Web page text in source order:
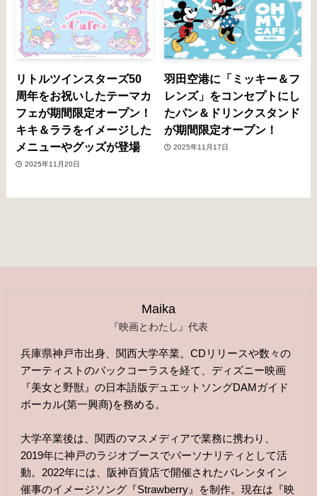
リトルツインスターズ50
周年をお祝いしたテーマカ
フェが期間限定オープン！
キキ＆ララをイメージした
メニューやグッズが登場
2025年11月20日
羽田空港に「ミッキー＆フ
レンズ」をコンセプトにし
たパン＆ドリンクスタンド
が期間限定オープン！
2025年11月17日
Maika
『映画とわたし』代表
兵庫県神戸市出身、関西大学卒業。CDリリースや数々の
アーティストのバックコーラスを経て、ディズニー映画
『美女と野獣』の日本語版デュエットソングDAMガイド
ボーカル(第一興商)を務める。
大学卒業後は、関西のマスメディアで業務に携わり、
2019年に神戸のラジオブースでパーソナリティとして活
動。2022年には、阪神百貨店で開催されたバレンタイン
催事のイメージソング『Strawberry』を制作。現在は『映